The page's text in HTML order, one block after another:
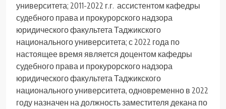
университета; 2011-2022 г.г. ассистентом кафедры
судебного права и прокурорского надзора
юридического факультета Таджикского
национального университета; с 2022 года по
настоящее время является доцентом кафедры
судебного права и прокурорского надзора
юридического факультета Таджикского
национального университета, одновременно в 2022
году назначен на должность заместителя декана по